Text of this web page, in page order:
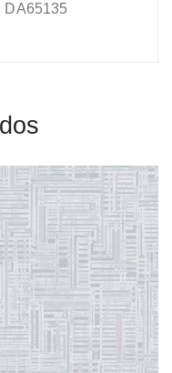
DA65135